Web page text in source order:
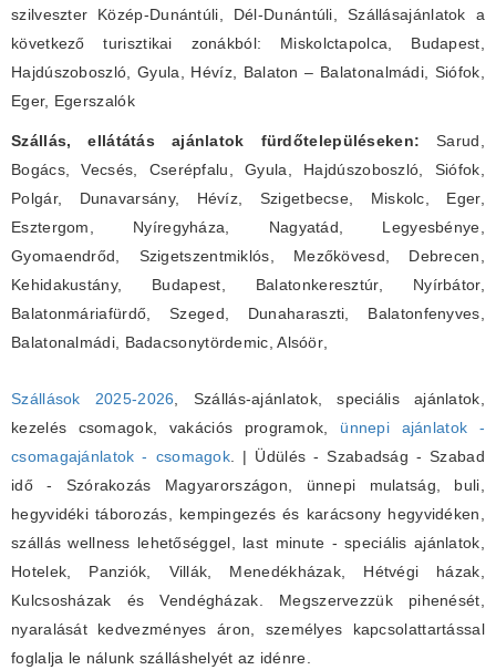
szilveszter Közép-Dunántúli, Dél-Dunántúli, Szállásajánlatok a
következő turisztikai zonákból: Miskolctapolca, Budapest,
Hajdúszoboszló, Gyula, Hévíz, Balaton – Balatonalmádi, Siófok,
Eger, Egerszalók
Szállás, ellátátás ajánlatok fürdőtelepüléseken:Sarud,
Bogács, Vecsés, Cserépfalu, Gyula, Hajdúszoboszló, Siófok,
Polgár, Dunavarsány, Hévíz, Szigetbecse, Miskolc, Eger,
Esztergom, Nyíregyháza, Nagyatád, Legyesbénye,
Gyomaendrőd, Szigetszentmiklós, Mezőkövesd, Debrecen,
Kehidakustány, Budapest, Balatonkeresztúr, Nyírbátor,
Balatonmáriafürdő, Szeged, Dunaharaszti, Balatonfenyves,
Balatonalmádi, Badacsonytördemic, Alsóör
Szállások 2025-2026 , Szállás-ajánlatok, speciális ajánlatok,
kezelés csomagok, vakációs programok, ünnepi ajánlatok -
csomagajánlatok - csomagok . | Üdülés - Szabadság - Szabad
idő - Szórakozás Magyarországon, ünnepi mulatság, buli,
hegyvidéki táborozás, kempingezés és karácsony hegyvidéken,
szállás wellness lehetőséggel, last minute - speciális ajánlatok,
Hotelek, Panziók, Villák, Menedékházak, Hétvégi házak,
Kulcsosházak és Vendégházak. Megszervezzük pihenését,
nyaralását kedvezményes áron, személyes kapcsolattartással
foglalja le nálunk szálláshelyét az idénre.